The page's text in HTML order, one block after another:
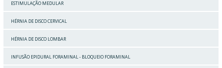
ESTIMULAÇÃO MEDULAR
HÉRNIA DE DISCO CERVICAL
HÉRNIA DE DISCO LOMBAR
INFUSÃO EPIDURAL FORAMINAL - BLOQUEIO FORAMINAL